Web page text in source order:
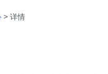
> 详情